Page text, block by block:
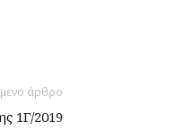
άρθρο
1Γ/2019